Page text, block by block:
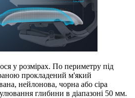
у розмірах. По периметру під
прокладений м'який
нейлонова, чорна або сіра
глибини в діапазоні 50 мм.